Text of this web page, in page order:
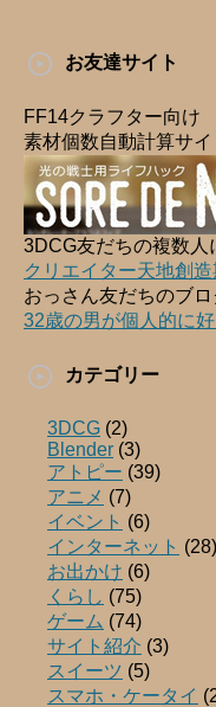
お友達サイト
FF14クラフター向け
素材個数自動計算サ
3DCG友だちの複数人
クリエイター天地創造
おっさん友だちのブロ
32歳の男が個人的に
カテゴリー
3DCG (2)
Blender (3)
アトピー (39)
アニメ (7)
イベント (6)
インターネット (28)
お出かけ (6)
くらし (75)
ゲーム (74)
サイト紹介 (3)
スイーツ (5)
スマホ・ケータイ